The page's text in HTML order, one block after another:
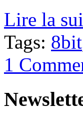
Lire la
Tags: 8bit
1